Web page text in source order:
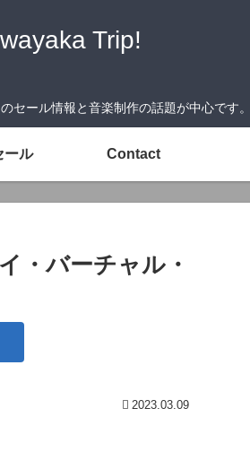
Trip!
セール情報と音楽制作の話題が中心です。
ール Contact
・バーチャル・
2023.03.09